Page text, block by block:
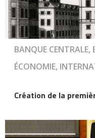
BANQUE CENTRALE,
ÉCONOMIE,
Création de la